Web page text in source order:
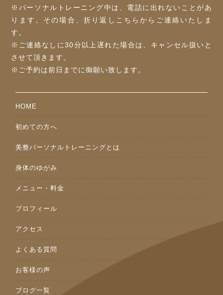
※パーソナルトレーニング中は、電話に出れないことがあ
ります。その場合、折り返しこちらからご連絡いたしま
す。
※ご連絡なしに30分以上遅れた場合は、キャンセル扱いと
させて頂きます。
※ご予約は前⽇までに御願い致します。
HOME
初めての方へ
美整パーソナルトレーニングとは
身体のゆがみ
メニュー・料金
プロフィール
アクセス
よくある質問
お客様の声
ブログ一覧